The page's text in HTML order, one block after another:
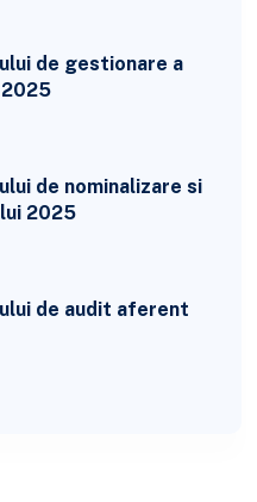
de gestionare a
de nominalizare si
2025
de audit aferent